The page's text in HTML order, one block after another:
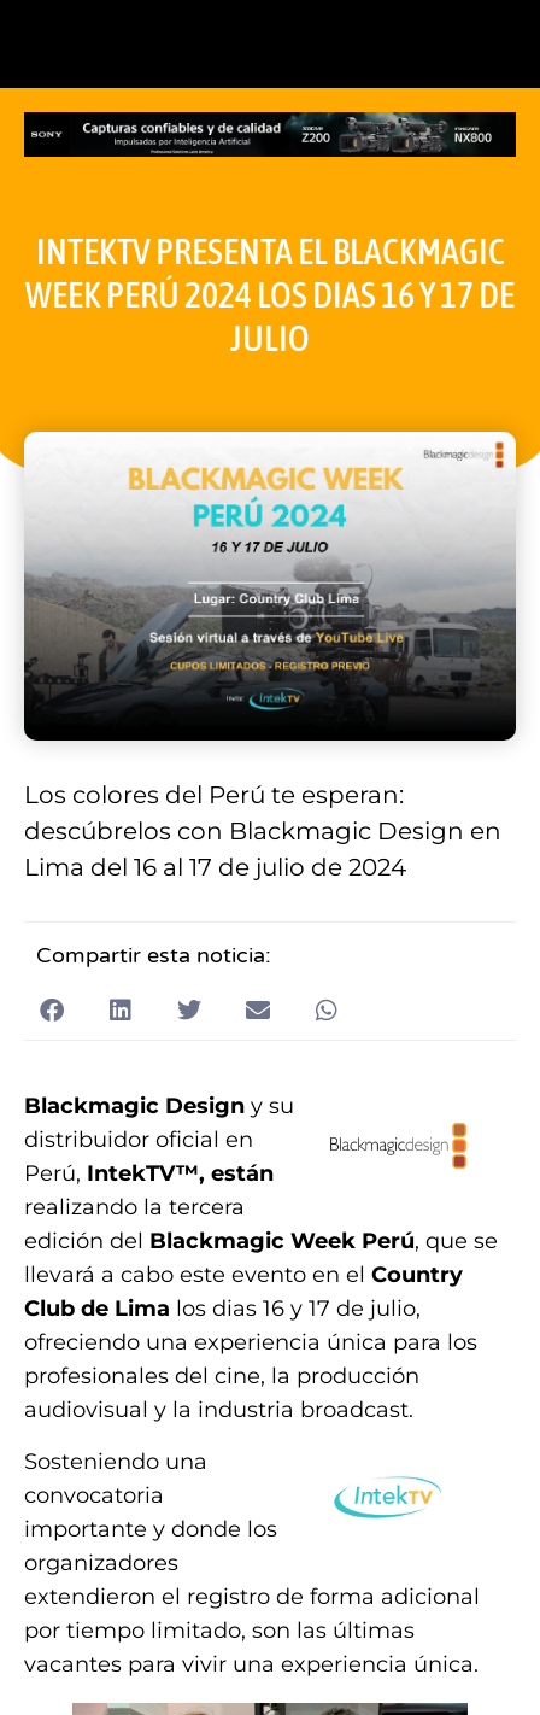
INTEKTV PRESENTA EL BLACKMAGIC
WEEK PERÚ 2024 LOS DIAS 16 Y 17 DE
JULIO
Los colores del Perú te esperan:
descúbrelos con Blackmagic Design en
Lima del 16 al 17 de julio de 2024
Compartir esta noticia:
Blackmagic Design y su
distribuidor oficial en
Perú, IntekTV™, están
realizando la tercera
edición del Blackmagic Week Perú, que se
llevará a cabo este evento en el Country
Club de Lima los dias 16 y 17 de julio,
ofreciendo una experiencia única para los
profesionales del cine, la producción
audiovisual y la industria broadcast.
Sosteniendo una
convocatoria
importante y donde los
organizadores
extendieron el registro de forma adicional
por tiempo limitado, son las últimas
vacantes para vivir una experiencia única.